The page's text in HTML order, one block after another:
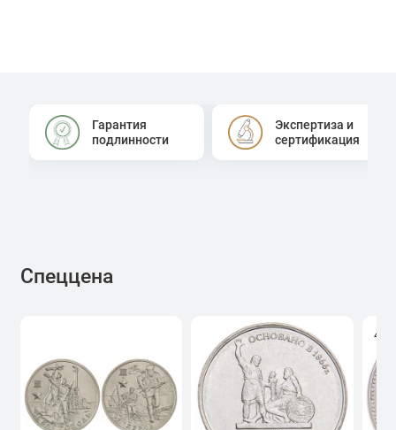
Гарантия
подлинности
Экспертиза и
сертификация
Спеццена
4.0